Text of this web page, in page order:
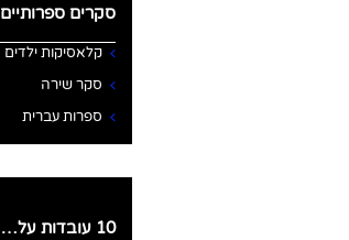
סקרים ספרותיים
קלאסיקות ילדים
סקר שירה
ספרות עברית
10 עובדות על…